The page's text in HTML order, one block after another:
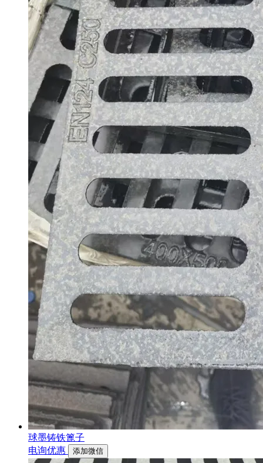
球墨铸铁篦子
电询优惠
添加微信